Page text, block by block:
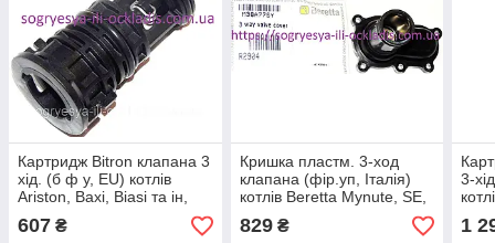
Картридж Bitron клапана 3
хід. (б ф у, EU) котлів
Ariston, Baxi, Biasi та ін,
арт. 65104314А, к.з.
0750/2
607 ₴
Кришка пластм. 3-ход
клапана (фір.уп, Італія)
котлів Beretta Mynute, SE,
арт.R2904, к.з.4012
829₴
3-
к.з.
1